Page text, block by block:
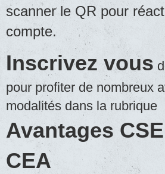
scanner le QR pour
compte.
Inscrivez vous
pour profiter de nombreux
modalités dans la rubrique
Avantages
CEA